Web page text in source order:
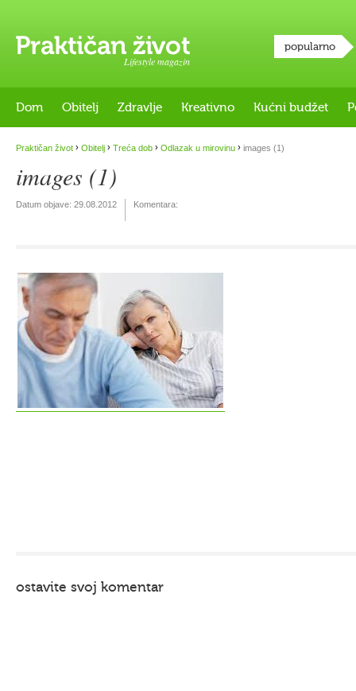
Lifestyle magazin
popularno
Dom Obitelj Zdravlje Kreativno Kućni budžet
Praktičan život › Obitelj › Treća dob › Odlazak u mirovinu › images (1)
images (1)
Datum objave: 29.08.2012 Komentara:
ostavite svoj komentar